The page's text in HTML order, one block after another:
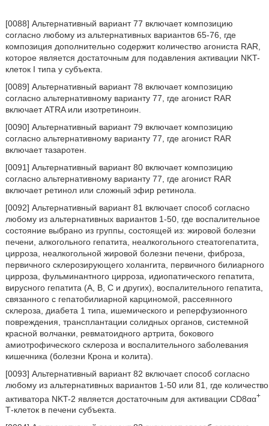
[0088] Альтернативный вариант 77 включает композицию
согласно любому из альтернативных вариантов 65-76, где
композиция дополнительно содержит количество агониста RAR,
которое является достаточным для подавления активации NKT-
клеток I типа у субъекта.
[0089] Альтернативный вариант 78 включает композицию
согласно альтернативному варианту 77, где агонист RAR
включает ATRA или изотретиноин.
[0090] Альтернативный вариант 79 включает композицию
согласно альтернативному варианту 77, где агонист RAR
включает тазаротен.
[0091] Альтернативный вариант 80 включает композицию
согласно альтернативному варианту 77, где агонист RAR
включает ретинол или сложный эфир ретинола.
[0092] Альтернативный вариант 81 включает способ согласно
любому из альтернативных вариантов 1-50, где воспалительное
состояние выбрано из группы, состоящей из: жировой болезни
печени, алкогольного гепатита, неалкогольного стеатогепатита,
цирроза, неалкогольной жировой болезни печени, фиброза,
первичного склерозирующего холангита, первичного билиарного
цирроза, фульминантного цирроза, идиопатического гепатита,
вирусного гепатита (А, В, С и других), воспалительного гепатита,
связанного с гепатобилиарной карциномой, рассеянного
склероза, диабета 1 типа, ишемического и реперфузионного
повреждения, трансплантации солидных органов, системной
красной волчанки, ревматоидного артрита, бокового
амиотрофического склероза и воспалительного заболевания
кишечника (болезни Крона и колита).
[0093] Альтернативный вариант 82 включает способ согласно
любому из альтернативных вариантов 1-50 или 81, где количество
активатора NKT-2 является достаточным для активации CD8αα+
Т-клеток в печени субъекта.